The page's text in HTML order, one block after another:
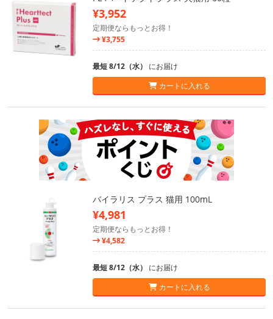
¥3,952
定期便ならもっとお得！
¥3,755
最短 8/12（水） にお届け
カートに入れる
バイラリス プラス 猫用 100mL
¥4,981
定期便ならもっとお得！
¥4,582
最短 8/12（水） にお届け
カートに入れる